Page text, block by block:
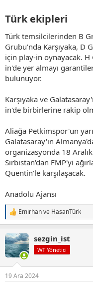
Türk ekipleri​
Türk temsilcilerinden B
Grubu'nda Karşıyaka, D
için play-in oynayacak.
in'de yer almayı
bulunuyor.
Karşıyaka ve
in'de birbirlerine rakip
Aliağa Petkimspor'un
Galatasaray'ın
organizasyonda 18
Sırbistan'dan FMP'yi
Quentin'le karşılaşacak.
Anadolu Ajansı
T
e
k
i
l
:
Emirhanve HasanTürk
sezgin_ist
WT Yönetici
19 Ara 2024